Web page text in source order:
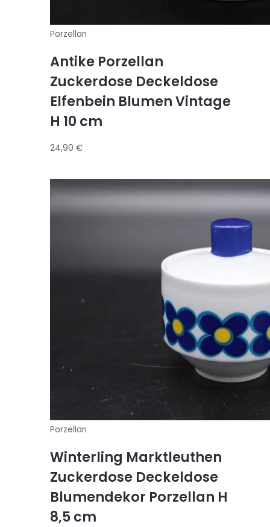
Porzellan
Antike Porzellan
Zuckerdose Deckeldose
Elfenbein Blumen Vintage
H 10 cm
24,90 €
Porzellan
Winterling Marktleuthen
Zuckerdose Deckeldose
Blumendekor Porzellan H
8,5 cm